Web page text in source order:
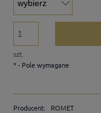
szt.
*- Pole wymagane
Producent: ROMET